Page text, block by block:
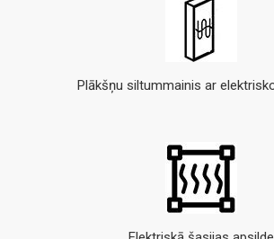
Plākšņu siltummainis ar